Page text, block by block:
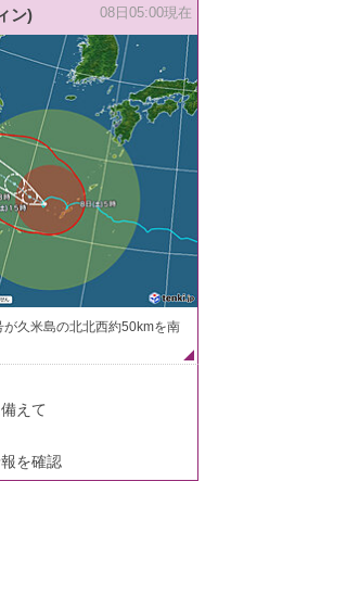
ン) 08日05:00現在
久米島の北北西約50kmを南
えて
を確認